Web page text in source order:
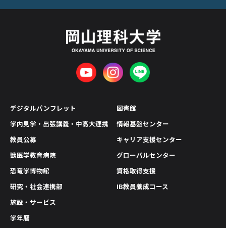
デジタルパンフレット
学内見学・出張講義・中高大連携
教員公募
獣医学教育病院
恐竜学博物館
研究・社会連携部
図書館
情報基盤センター
キャリア支援センター
グローバルセンター
資格取得支援
IB教員養成コース
施設・サービス
学年暦